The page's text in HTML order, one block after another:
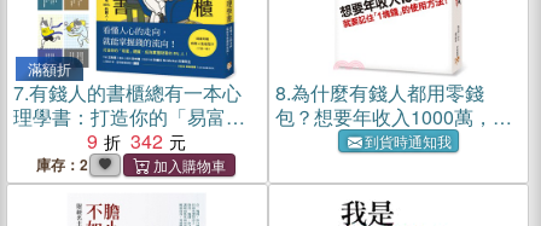
滿額折
7.有錢人的書櫃總有一本心
理學書：打造你的「易富」
體質，成為掌握財富的5%
人！
9 342
庫存：2
8.為什麼有錢人都用零錢
包？想要年收入1000萬，就
要記住「1塊錢」的使用方
到貨時通知我